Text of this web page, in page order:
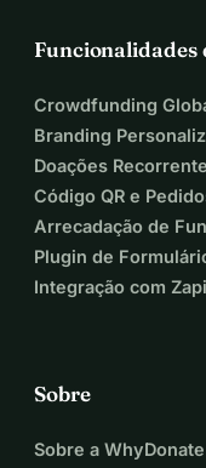
Crowdfunding
Branding
Doações
Código QR e
Arrecadação de
Plugin de
Integração com
Sobre
Sobre a WhyDonate